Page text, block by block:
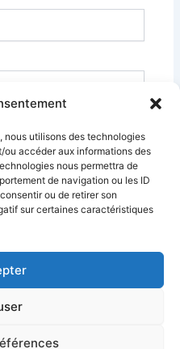
nous utilisons des technologies
accéder aux informations des
nous permettra de
de navigation ou les ID
ou de retirer son
sur certaines caractéristiques
: Studio Numerik
légales